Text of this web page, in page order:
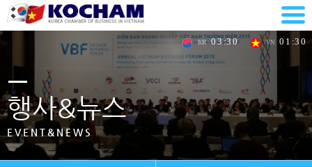
KR 0 3 :3 0 VN 0 1 :3 0
행사&뉴스
EVENT&NEWS